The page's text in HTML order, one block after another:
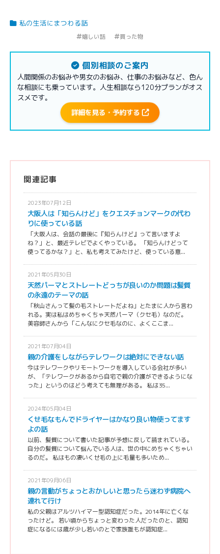
私の生活にまつわる話
嬉しい話 買った物
個別相談のご案内
人間関係のお悩みや男女のお悩み、仕事のお悩みなど、色ん
な相談にも乗っています。人生相談なら120分プランがオス
スメです。
詳細を見る・予約する
関連記事
2023年07月12日
大阪人は「知らんけど」をクエスチョンマークの代わ
りに使っている話
「大阪人は、会話の最後に『知らんけど』って言いますよ
ね？」と、最近テレビでよくやっている。 「知らんけどって
使ってるかな？」と、私も考えてみたけど、使っている意...
2021年05月30日
天然パーマとストレートどっちが良いのか問題は髪質
の永遠のテーマの話
「秋山さんって髪の毛ストレートだよね」とたまに人から言わ
れる。実は私はめちゃくちゃ天然パーマ（クセ毛）なのだ。
美容師さんから「こんなにクセ毛なのに、よくここま...
2021年07月04日
親の介護をしながらテレワークは絶対にできない話
今はテレワークやリモートワークを導入している会社が多い
が、「テレワークがあるから自宅で親の介護ができるようにな
った」というのはどう考えても無理がある。 私は35...
2024年05月04日
くせ毛なもんでドライヤーはかなり良い物使ってます
よの話
以前、髪質について書いた記事が予想に反して読まれている。
自分の髪質について悩んでいる人は、世の中にめちゃくちゃい
るのだ。 私はもの凄いくせ毛の上に毛量も多いため...
2021年09月06日
親の言動がちょっとおかしいと思ったら迷わず病院へ
連れて行け
私の父親はアルツハイマー型認知症だった。2014年に亡くな
ったけど。 若い頃からちょっと変わった人だったのと、認知
症になるには歳が少し若いのとで家族誰もが認知症...